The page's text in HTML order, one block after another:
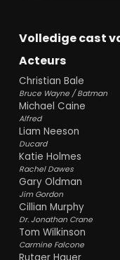
Volledige cast
Acteurs
Christian Bale
Bruce Wayne / Batman
Michael Caine
Alfred
Liam Neeson
Ducard
Katie Holmes
Rachel Dawes
Gary Oldman
Jim Gordon
Cillian Murphy
Dr. Jonathan Crane
Tom Wilkinson
Carmine Falcone